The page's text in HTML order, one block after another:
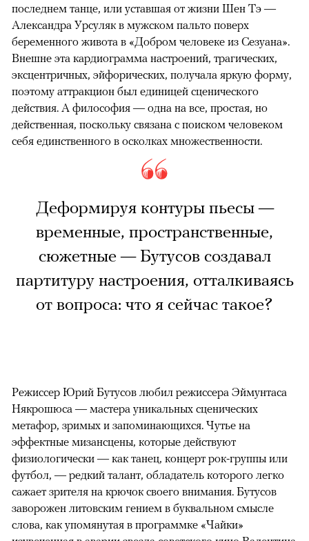
последнем танце, или уставшая от жизни Шен Тэ —
Александра Урсуляк в мужском пальто поверх
беременного живота в «Добром человеке из Сезуана».
Внешне эта кардиограмма настроений, трагических,
эксцентричных, эйфорических, получала яркую форму,
поэтому аттракцион был единицей сценического
действия. А философия — одна на все, простая, но
действенная, поскольку связана с поиском человеком
себя единственного в осколках множественности.
Деформируя контуры пьесы —
временные, пространственные,
сюжетные — Бутусов создавал
партитуру настроения, отталкиваясь
от вопроса: что я сейчас такое?
Режиссер Юрий Бутусов любил режиссера Эймунтаса
Някрошюса — мастера уникальных сценических
метафор, зримых и запоминающихся. Чутье на
эффектные мизансцены, которые действуют
физиологически — как танец, концерт рок-группы или
футбол, — редкий талант, обладатель которого легко
сажает зрителя на крючок своего внимания. Бутусов
заворожен литовским гением в буквальном смысле
слова, как упомянутая в программке «Чайки»